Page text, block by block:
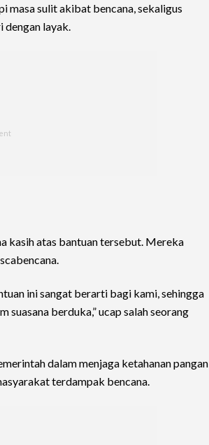
masa sulit akibat bencana, sekaligus
layak.
kasih atas bantuan tersebut. Mereka
ini sangat berarti bagi kami, sehingga
suasana berduka,” ucap salah seorang
dalam menjaga ketahanan pangan
terdampak bencana.